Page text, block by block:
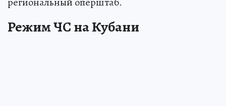
Режим ЧС на Кубани